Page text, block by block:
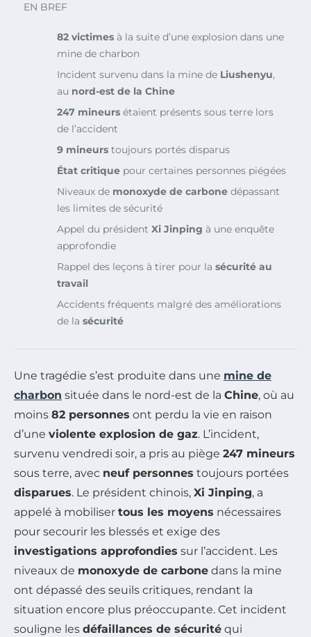
EN BREF
82 victimes à la suite d’une explosion dans une
mine de charbon
Incident survenu dans la mine de Liushenyu,
au nord-est de la Chine
247 mineurs étaient présents sous terre lors
de l’accident
9 mineurs toujours portés disparus
État critique pour certaines personnes piégées
Niveaux de monoxyde de carbone dépassant
les limites de sécurité
Appel du président Xi Jinping à une enquête
approfondie
Rappel des leçons à tirer pour la sécurité au
travail
Accidents fréquents malgré des améliorations
de la sécurité
Une tragédie s’est produite dans une mine de
charbon située dans le nord-est de la Chine, où au
moins 82 personnes ont perdu la vie en raison
d’une violente explosion de gaz. L’incident,
survenu vendredi soir, a pris au piège 247 mineurs
sous terre, avec neuf personnes toujours portées
disparues. Le président chinois, Xi Jinping, a
appelé à mobiliser tous les moyens nécessaires
pour secourir les blessés et exige des
investigations approfondies sur l’accident. Les
niveaux de monoxyde de carbone dans la mine
ont dépassé des seuils critiques, rendant la
situation encore plus préoccupante. Cet incident
souligne les défaillances de sécurité qui